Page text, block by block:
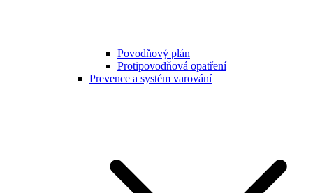
Povodňový plán
Protipovodňová opatření
Prevence a systém varování